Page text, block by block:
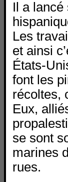
Il a
Les
et ainsi
États-
font les
récoltes,
Eux,
se sont
marines
rues.